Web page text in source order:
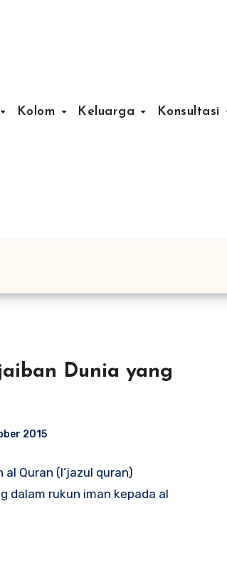
Kolom Keluarga Konsultasi
Dunia yang
2015
Quran (I’jazul quran)
dalam rukun iman kepada al